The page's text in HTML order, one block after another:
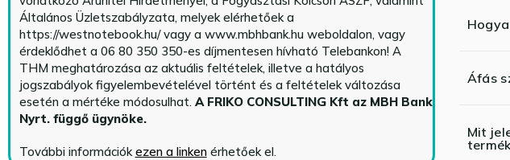
Általános Üzletszabályzata, melyek elérhetőek a
https://westnotebook.hu/vagy a www.mbhbank.hu weboldalon, vagy
érdeklődhet a 06 80 350 350-es díjmentesen hívható Telebankon! A
THM meghatározása az aktuális feltételek, illetve a hatályos
jogszabályok figyelembevételével történt és a feltételek változása
esetén a mértéke módosulhat. A FRIKO CONSULTING Kft az MBH Bank
Nyrt. függő ügynöke.
További információk ezen a linkenérhetőek el.
Áfás
Mit